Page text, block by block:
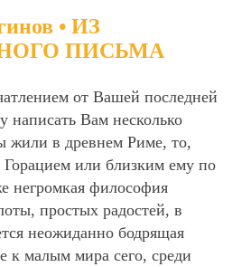
• ИЗ
ПИСЬМА
от Вашей последней
написать Вам несколько
жили в древнем Риме, то,
или близким ему по
негромкая философия
простых радостей, в
неожиданно бодрящая
к малым мира сего, среди